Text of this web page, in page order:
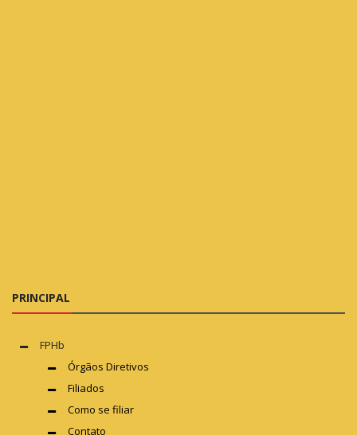
PRINCIPAL
FPHb
Órgãos Diretivos
Filiados
Como se filiar
Contato